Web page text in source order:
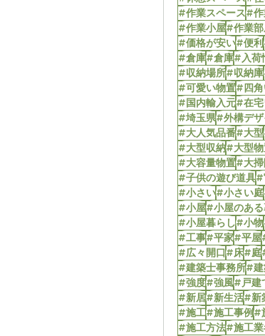
#作業スペース#作
#作業小屋#作業部
#価格が安い#便利
#倉庫#倉庫#入荷
#収納場所#収納庫
#可愛い物置#四角
#国内輸入元#在宅
#埼玉県#外構デザ
#大人気品番#大型
#大型収納#大型物
#大容量物置#大掃
#子供の遊び道具#
#小さい#小さい庭
#小屋#小屋のある
#小屋暮らし#小物
#工事#平家#平屋
#広々開口#床#庭
#建築士事務所#建
#強度#強風#戸建
#新居#新生活#新
#施工#施工事例#
#施工方法#施工業